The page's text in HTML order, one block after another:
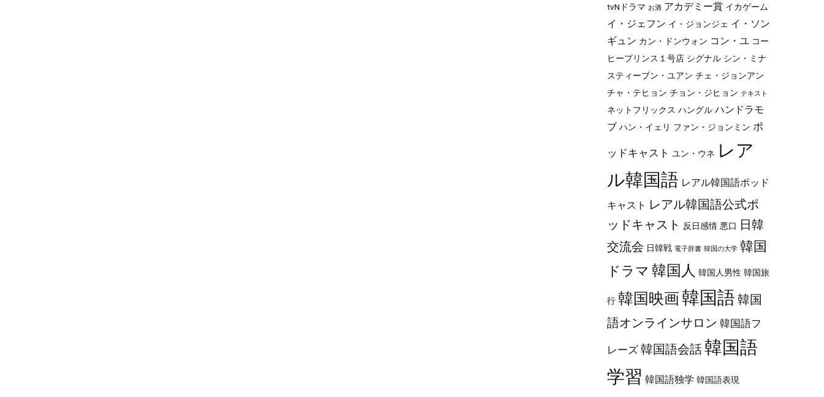
tvNドラマ お酒 アカデミー賞 イカゲーム
イ・ジェフン イ・ジョンジェ イ・ソン
ギュン カン・ドンウォン コン・ユ コー
ヒープリンス１号店 シグナル シン・ミナ
スティーブン・ユアン チェ・ジョンアン
チャ・テヒョン チョン・ジヒョン テキスト
ネットフリックス ハングル ハンドラモ
ブ ハン・イェリ ファン・ジョンミン ポ
ッドキャスト ユン・ウネ レア
ル韓国語 レアル韓国語ポッド
キャスト
レアル韓国語公式ポ
ッドキャスト
反日感情 悪口
日韓
交流会 日韓戦 電子辞書 韓国の大学 韓国
ドラマ 韓国人 韓国人男性 韓国旅
行 韓国映画韓国語 韓国
語オンラインサロン 韓国語フ
レーズ 韓国語会話韓国語
学習 韓国語独学 韓国語表現